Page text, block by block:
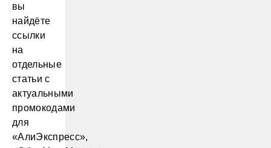
вы
найдёте
ссылки
на
отдельные
статьи с
актуальными
промокодами
для
«АлиЭкспресс»,